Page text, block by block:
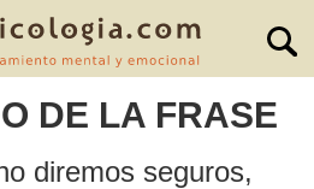
DE LA FRASE
diremos seguros,